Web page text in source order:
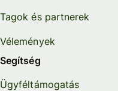
Tagok és partnerek
Vélemények
Segítség
Ügyféltámogatás